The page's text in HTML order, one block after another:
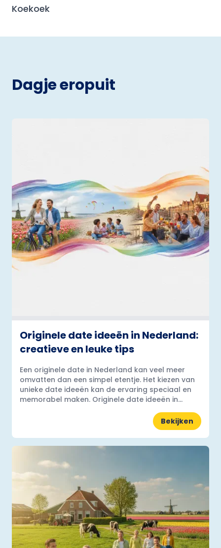
Koekoek
Dagje eropuit
Originele date ideeën in Nederland:
creatieve en leuke tips
Een originele date in Nederland kan veel meer
omvatten dan een simpel etentje. Het kiezen van
unieke date ideeën kan de ervaring speciaal en
memorabel maken. Originele date ideeën in...
Bekijken